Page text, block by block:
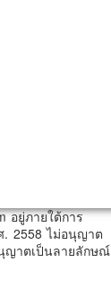
อยู่ภายใต้การ
2558 ไม่อนุญาต
ญาตเป็นลายลักษณ์